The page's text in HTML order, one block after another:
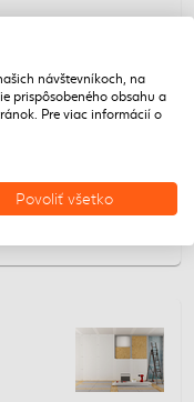
návštevníkoch, na
prispôsobeného obsahu a
Pre viac informácií o
Povoliť všetko